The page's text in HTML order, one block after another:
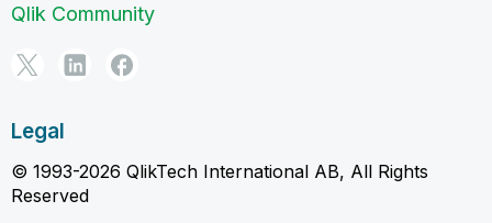
Qlik Community
Legal
© 1993-2026 QlikTech International AB, All Rights
Reserved